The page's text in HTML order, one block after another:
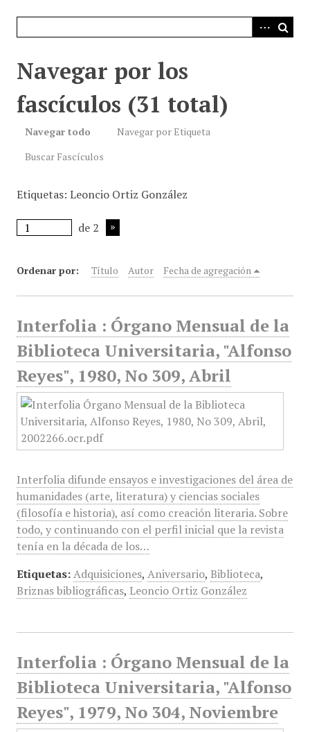
Navegar por los
fascículos (31 total)
Navegar todo
Navegar por Etiqueta
Buscar Fascículos
Etiquetas: Leoncio Ortiz González
de 2
Ordenar por: Título Autor Fecha de agregación
Interfolia : Órgano Mensual de la
Biblioteca Universitaria, "Alfonso
Reyes", 1980, No 309, Abril
Interfolia difunde ensayos e investigaciones del área de
humanidades (arte, literatura) y ciencias sociales
(filosofía e historia), así como creación literaria. Sobre
todo, y continuando con el perfil inicial que la revista
tenía en la década de los…
Etiquetas: Adquisiciones, Aniversario, Biblioteca,
Briznas bibliográficas, Leoncio Ortiz González
Interfolia : Órgano Mensual de la
Biblioteca Universitaria, "Alfonso
Reyes", 1979, No 304, Noviembre